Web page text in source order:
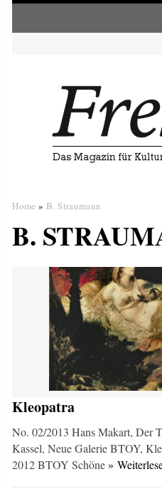
Home » B. Straumann
B.
Kleopatra
No. 02/2013 Hans Makart, Der
Kassel, Neue Galerie BTOY,
2012 BTOY Schöne»